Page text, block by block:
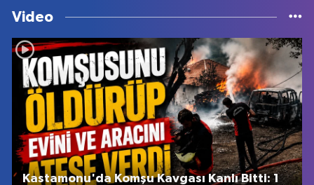
Video
Kastamonu'da Komşu Kavgası Kanlı Bitti: 1